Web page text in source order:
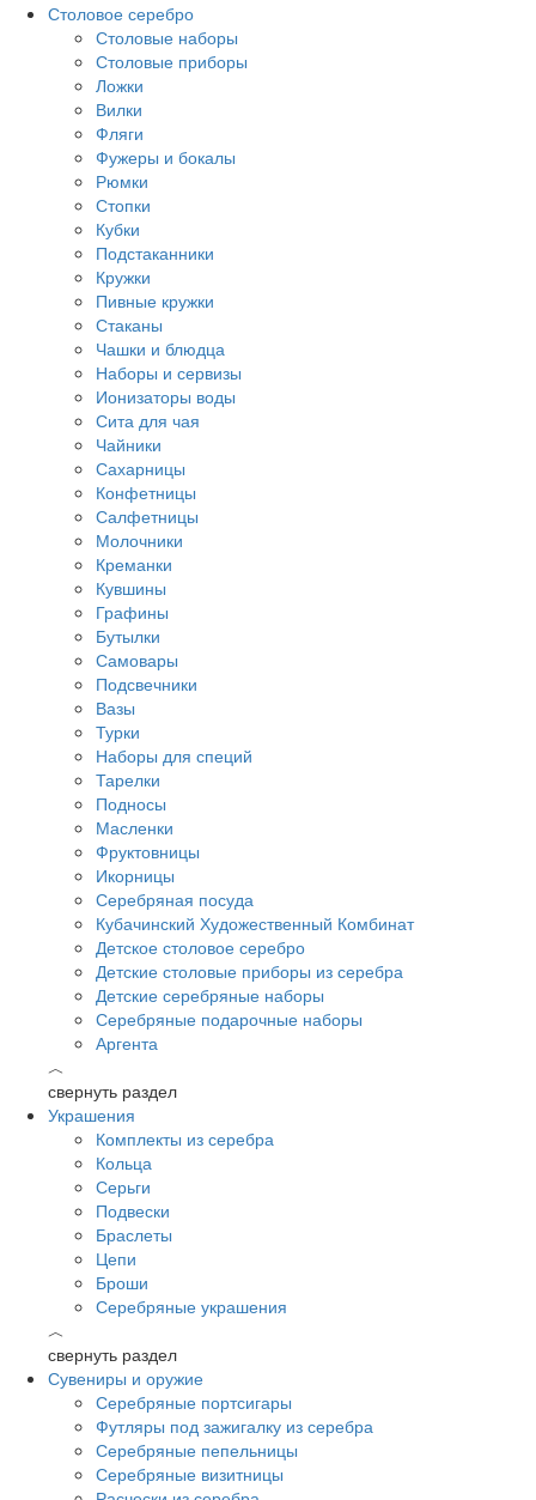
Столовое серебро
Столовые наборы
Столовые приборы
Ложки
Вилки
Фляги
Фужеры и бокалы
Рюмки
Стопки
Кубки
Подстаканники
Кружки
Пивные кружки
Стаканы
Чашки и блюдца
Наборы и сервизы
Ионизаторы воды
Сита для чая
Чайники
Сахарницы
Конфетницы
Салфетницы
Молочники
Креманки
Кувшины
Графины
Бутылки
Самовары
Подсвечники
Вазы
Турки
Наборы для специй
Тарелки
Подносы
Масленки
Фруктовницы
Икорницы
Серебряная посуда
Кубачинский Художественный Комбинат
Детское столовое серебро
Детские столовые приборы из серебра
Детские серебряные наборы
Серебряные подарочные наборы
Аргента
︿
свернуть раздел
Украшения
Комплекты из серебра
Кольца
Серьги
Подвески
Браслеты
Цепи
Броши
Серебряные украшения
︿
свернуть раздел
Сувениры и оружие
Серебряные портсигары
Футляры под зажигалку из серебра
Серебряные пепельницы
Серебряные визитницы